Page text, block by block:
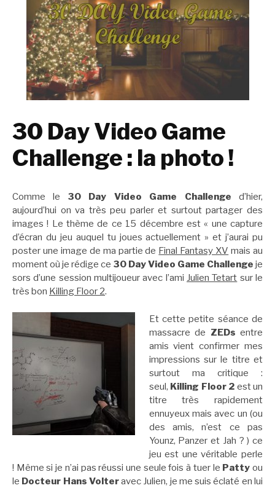
30 Day Video Game
Challenge : la photo !
Comme le 30 Day Video Game Challenge d’hier,
aujourd’hui on va très peu parler et surtout partager des
images ! Le thème de ce 15 décembre est « une capture
d’écran du jeu auquel tu joues actuellement » et j’aurai pu
poster une image de ma partie de Final Fantasy XV mais au
moment où je rédige ce 30 Day Video Game Challenge je
sors d’une session multijoueur avec l’ami Julien Tetart sur le
très bon Killing Floor 2.
Et cette petite séance de
massacre de ZEDs entre
amis vient confirmer mes
impressions sur le titre et
surtout ma critique :
seul, Killing Floor 2 est un
titre très rapidement
ennuyeux mais avec un (ou
des amis, n’est ce pas
Younz, Panzer et Jah ? ) ce
jeu est une véritable perle
! Même si je n’ai pas réussi une seule fois à tuer le Patty ou
le Docteur Hans Volteravec Julien, je me suis éclaté en lui